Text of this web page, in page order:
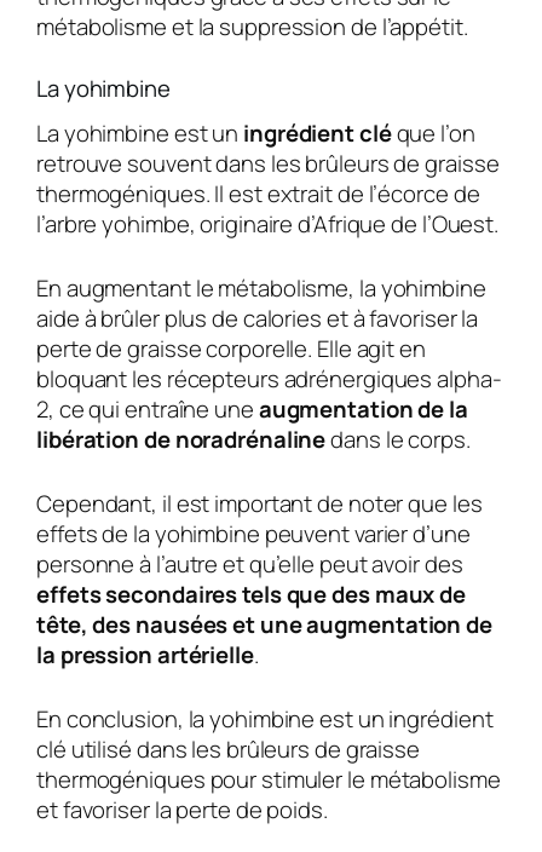
métabolisme et la suppression de l’appétit.
La yohimbine
La yohimbine est un ingrédient cléque l’on
retrouve souvent dans les brûleurs de graisse
thermogéniques. Il est extrait de l’écorce de
l’arbre yohimbe, originaire d’Afrique de l’Ouest.
En augmentant le métabolisme, la yohimbine
aide à brûler plus de calories et à favoriser la
perte de graisse corporelle. Elle agit en
bloquant les récepteurs adrénergiques alpha-
2, ce qui entraîne uneaugmentation de la
libération de noradrénalinedans le corps.
Cependant, il est important de noter que les
effets de la yohimbine peuvent varier d’une
personne à l’autre et qu’elle peut avoir des
effets secondaires tels que des maux de
tête, des nausées et une augmentation de
la pression artérielle.
En conclusion, la yohimbine est un ingrédient
clé utilisé dans les brûleurs de graisse
thermogéniques pour stimuler le métabolisme
et favoriser la perte de poids.